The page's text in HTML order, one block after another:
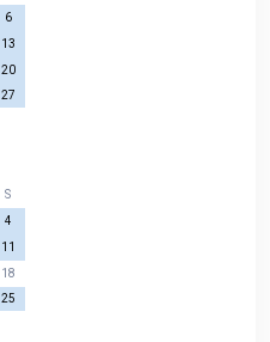
6
13
20
27
S
4
11
18
25